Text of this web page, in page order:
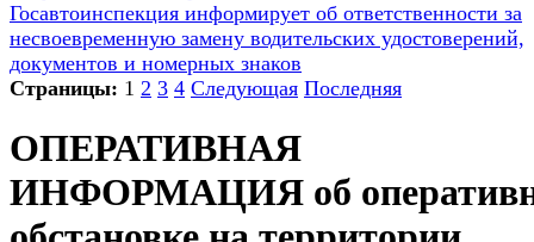
Госавтоинспекция информирует об ответственности за
несвоевременную замену водительских удостоверений,
документов и номерных знаков
Страницы: 1 2 3 4 Следующая Последняя
ОПЕРАТИВНАЯ
ИНФОРМАЦИЯ об